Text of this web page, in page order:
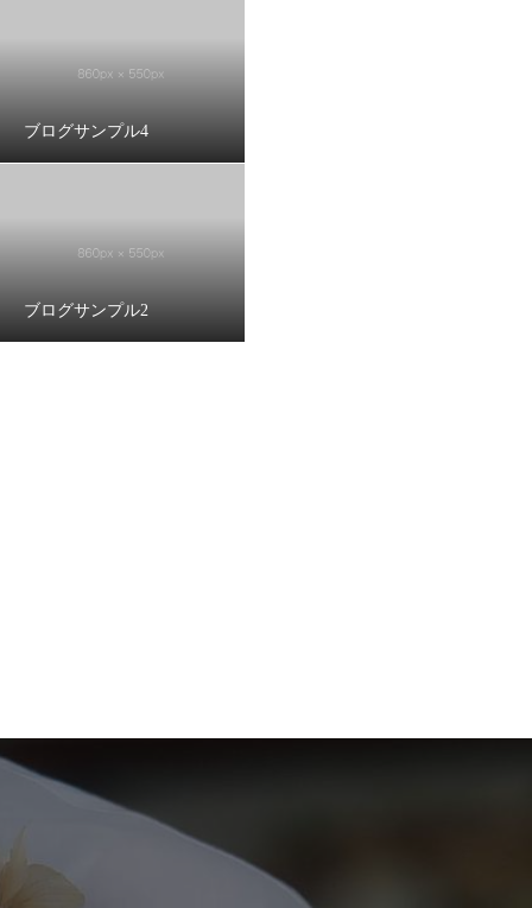
ブログサンプル4
ブログサンプル2